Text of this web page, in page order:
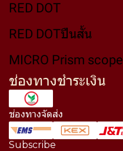
RED DOT
RED DOTปืนสั้น
MICRO Prism scope
ช่องทางชำระเงิน
ช่องทางจัดส่ง
Subscribe